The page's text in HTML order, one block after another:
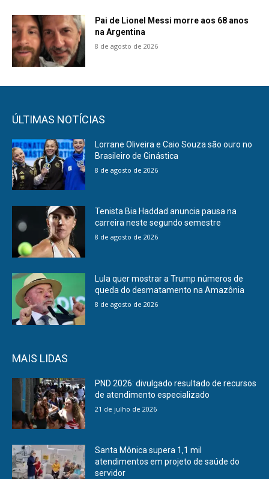
Pai de Lionel Messi morre aos 68 anos
na Argentina
8 de agosto de 2026
ÚLTIMAS NOTÍCIAS
Lorrane Oliveira e Caio Souza são ouro no
Brasileiro de Ginástica
8 de agosto de 2026
Tenista Bia Haddad anuncia pausa na
carreira neste segundo semestre
8 de agosto de 2026
Lula quer mostrar a Trump números de
queda do desmatamento na Amazônia
8 de agosto de 2026
MAIS LIDAS
PND 2026: divulgado resultado de recursos
de atendimento especializado
21 de julho de 2026
Santa Mônica supera 1,1 mil
atendimentos em projeto de saúde do
servidor